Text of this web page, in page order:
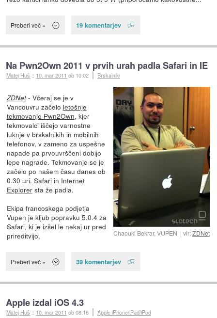
Preberi več » 19 komentarjev
Na Pwn2Own 2011 v prvih urah padla Safari in IE
Matej Huš :: 10. mar 2011 ob 10:02 Brskalniki
Chaouki Bekrar, VUPEN vir:ZDNet
ZDNet- Včeraj se je v
Vancouvru začelo letošnje
tekmovanje Pwn2Own, kjer
tekmovalci iščejo varnostne
luknje v brskalnikih in mobilnih
telefonov, v zameno za uspešne
napade pa prvouvrščeni dobijo
lepe nagrade. Tekmovanje se je
začelo po našem času danes ob
0.30 uri. Safariin Internet
Explorersta že padla.
Ekipa francoskega podjetja
Vupen je kljub popravku 5.0.4 za
Safari, ki je izšel le nekaj ur pred
prireditvijo,
Preberi več » 39 komentarjev
Apple izdal iOS 4.3
Matej Huš :: 10. mar 2011 ob 08:16 Apple iPhone/iPad/iPod